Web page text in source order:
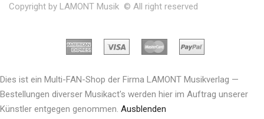
Copyright by LAMONT Musik © All right reserved
Dies ist ein Multi-FAN-Shop der Firma LAMONT Musikverlag —
Bestellungen diverser Musikact's werden hier im Auftrag unserer
Künstler entgegen genommen. Ausblenden